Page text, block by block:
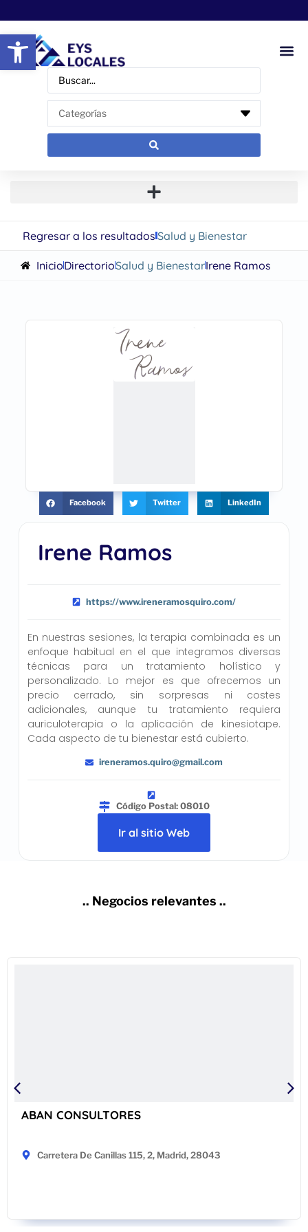
Abrir barra de herramientas
Regresar a los resultadosSalud y Bienestar
InicioDirectorioSalud y BienestarIrene Ramos
Irene Ramos
https://www.ireneramosquiro.com/
En nuestras sesiones, la terapia combinada es un
enfoque habitual en el que integramos diversas
técnicas para un tratamiento holístico y
personalizado. Lo mejor es que ofrecemos un
precio cerrado, sin sorpresas ni costes
adicionales, aunque tu tratamiento requiera
auriculoterapia o la aplicación de kinesiotape.
Cada aspecto de tu bienestar está cubierto.
ireneramos.quiro@gmail.com
Código Postal: 08010
Ir al sitio Web
Facebook Twitter LinkedIn
.. Negocios relevantes ..
ABAN CONSULTORES
Carretera De Canillas 115, 2, Madrid, 28043